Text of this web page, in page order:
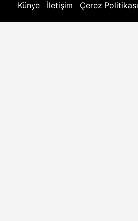
Künye İletişim Çerez Politikası